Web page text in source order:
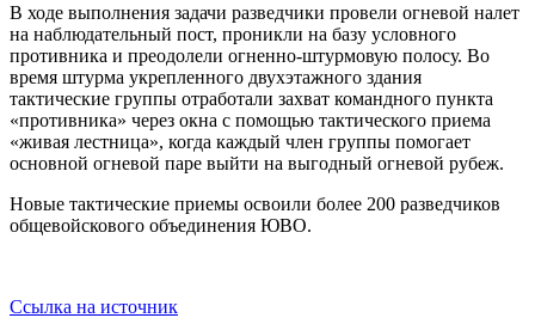
В ходе выполнения задачи разведчики провели огневой налет
на наблюдательный пост, проникли на базу условного
противника и преодолели огненно-штурмовую полосу. Во
время штурма укрепленного двухэтажного здания
тактические группы отработали захват командного пункта
«противника» через окна с помощью тактического приема
«живая лестница», когда каждый член группы помогает
основной огневой паре выйти на выгодный огневой рубеж.
Новые тактические приемы освоили более 200 разведчиков
общевойскового объединения ЮВО.
Ссылка на источник